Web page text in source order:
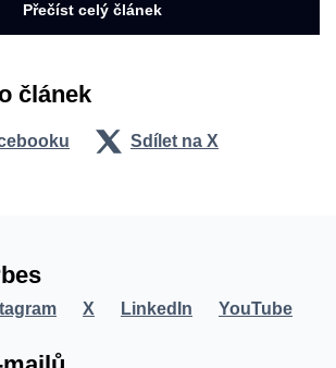
Přečíst celý článek
článek
Sdílet na X
X LinkedIn YouTube